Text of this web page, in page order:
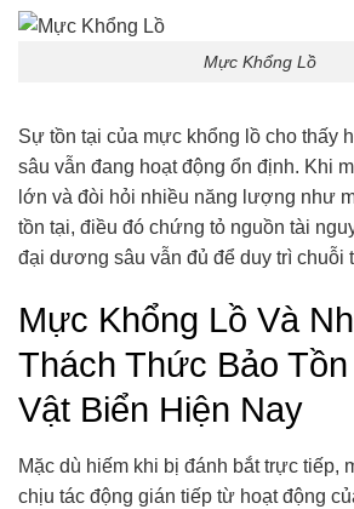
Mực Khổng Lồ
Sự tồn tại của mực khổng lồ cho thấy
sâu vẫn đang hoạt động ổn định. Khi
lớn và đòi hỏi nhiều năng lượng như
tồn tại, điều đó chứng tỏ nguồn tài
đại dương sâu vẫn đủ để duy trì chuỗi
Mực Khổng Lồ Và
Thách Thức Bảo
Vật Biển Hiện Nay
Mặc dù hiếm khi bị đánh bắt trực tiếp,
chịu tác động gián tiếp từ hoạt động